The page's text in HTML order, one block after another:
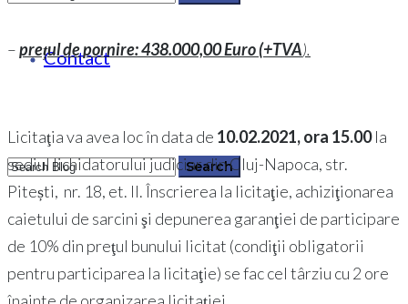
0364 146 512
Contact
–prețul de pornire: 438.000,00 Euro (+TVA).
Licitaţia va avea loc în data de 10.02.2021, ora 15.00la
sediul lichidatorului judiciar din Cluj-Napoca, str.
Pitești, nr. 18, et. II. Înscrierea la licitaţie, achiziţionarea
caietului de sarcini şi depunerea garanţiei de participare
de 10% din preţul bunului licitat (condiţii obligatorii
pentru participarea la licitaţie) se fac cel târziu cu 2 ore